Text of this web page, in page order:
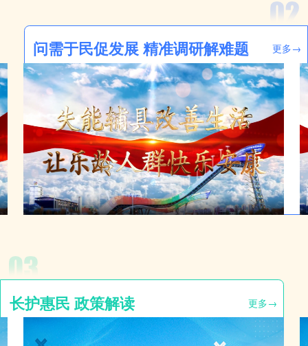
问需于民促发展 精准调研解难题 更多→
长护惠民 政策解读 更多→